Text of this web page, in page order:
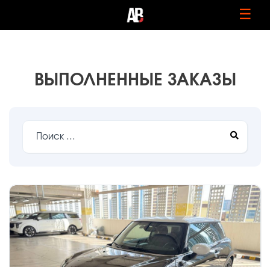
☰
ВЫПОЛНЕННЫЕ ЗАКАЗЫ